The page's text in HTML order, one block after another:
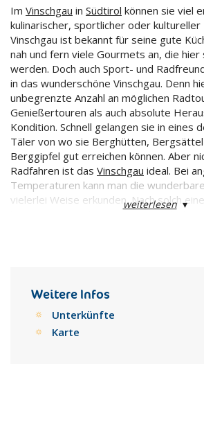
Im Vinschgau in Südtirol können sie viel
kulinarischer, sportlicher oder kultureller
Vinschgau ist bekannt für seine gute
nah und fern viele Gourmets an, die
werden. Doch auch Sport- und
in das wunderschöne Vinschgau. Denn
unbegrenzte Anzahl an möglichen
Genießertouren als auch absolute
Kondition. Schnell gelangen sie in eines
Täler von wo sie Berghütten,
Berggipfel gut erreichen können. Aber
Radfahren ist das Vinschgau ideal. Bei
Temperaturen kann man die
vielerlei Weise erkunden. Nach solch
können sie sich dann mit der
weiterlesen▾
Weitere Infos
Unterkünfte
Karte